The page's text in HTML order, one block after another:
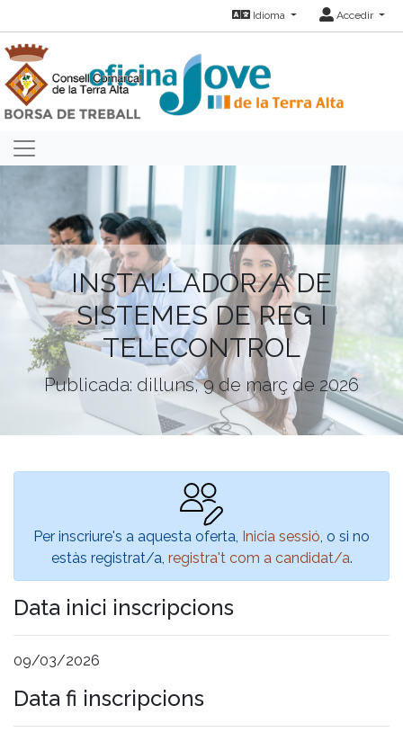
Idioma Accedir
INSTAL·LADOR/A DE
SISTEMES DE REG I
TELECONTROL
Publicada: dilluns, 9 de març de 2026
Per inscriure's a aquesta oferta, Inicia sessió , o si no
estàs registrat/a, registra't com a candidat/a.
Data inici inscripcions
09/03/2026
Data fi inscripcions